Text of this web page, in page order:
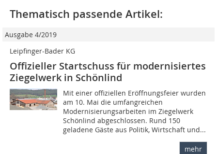
Thematisch passende Artikel:
Ausgabe 4/2019
Leipfinger-Bader KG
Offizieller Startschuss für modernisiertes
Ziegelwerk in Schönlind
Mit einer offiziellen Eröffnungsfeier wurden
am 10. Mai die umfangreichen
Modernisierungsarbeiten im Ziegelwerk
Schönlind abgeschlossen. Rund 150
geladene Gäste aus Politik, Wirtschaft und...
mehr